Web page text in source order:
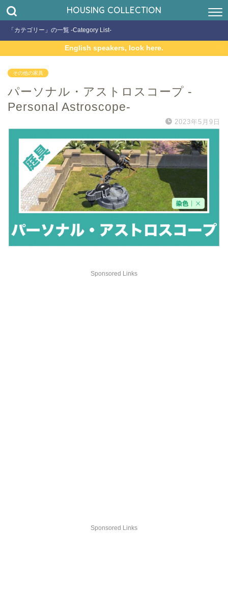
HOUSING COLLECTION
「カテゴリー」の一覧 -Category List-
English speakers, look here.
その他の家具
パーソナル・アストロスコープ -
Personal Astroscope-
2023年5月9日
Sponsored Links
Sponsored Links